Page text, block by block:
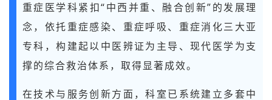
重症医学科紧扣“中西并重、融合创新”的发展理
念，依托重症感染、重症呼吸、重症消化三大亚
专科，构建起以中医辨证为主导、现代医学为支
撑的综合救治体系，取得显著成效。
在技术与服务创新方面，科室已系统建立多套中